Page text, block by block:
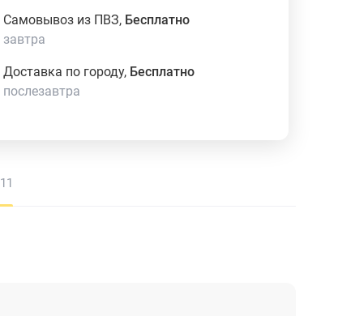
Самовывоз из ПВЗ, Бесплатно
завтра
Доставка по городу, Бесплатно
послезавтра
11